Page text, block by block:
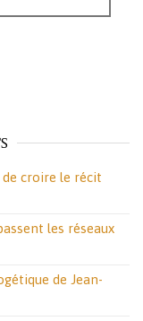
de croire le récit
les réseaux
de Jean-